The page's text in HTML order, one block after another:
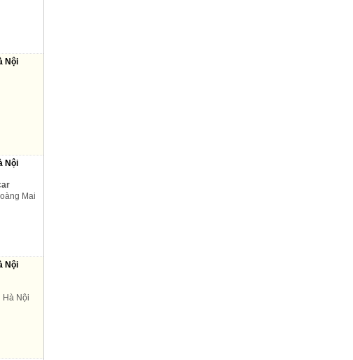
Nội
Nội
Mai
Nội
Hà Nội